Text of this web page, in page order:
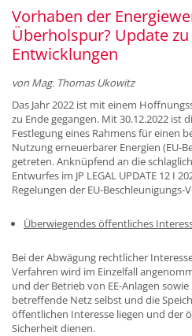
Vorhaben der
Überholspur? Update
Entwicklungen
von Mag. Thomas Ukowitz
Das Jahr 2022 ist mit einem
zu Ende gegangen. Mit 30.12.2022 ist
Festlegung eines Rahmens für einen
Nutzung erneuerbarer Energien (EU-
getreten. Anknüpfend an die
Entwurfes im JP LEGAL UPDATE 12 I
Regelungen der EU-Beschleunigungs-
Überwiegendes öffentliches
Bei der Abwägung rechtlicher
Verfahren wird im Einzelfall
und der Betrieb von EE-Anlagen
betreffende Netz selbst und die
öffentlichen Interesse liegen und der
Sicherheit dienen.